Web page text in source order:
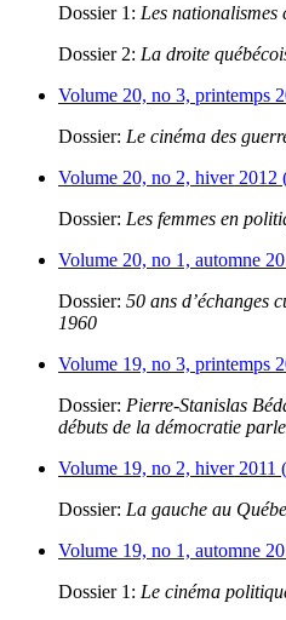
Dossier 1: Les nationalismes
Dossier 2: La droite
Volume 20, no 3, printemps
Dossier: Le cinéma des
Volume 20, no 2, hiver 2012
Dossier: Les femmes en
Volume 20, no 1, automne
Dossier: 50 ans d’échanges
1960
Volume 19, no 3, printemps
Dossier: Pierre-Stanislas
débuts de la démocratie
Volume 19, no 2, hiver 2011
Dossier: La gauche au
Volume 19, no 1, automne
Dossier 1: Le cinéma